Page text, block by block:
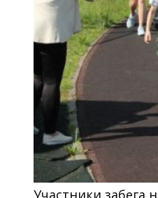
Участники забега